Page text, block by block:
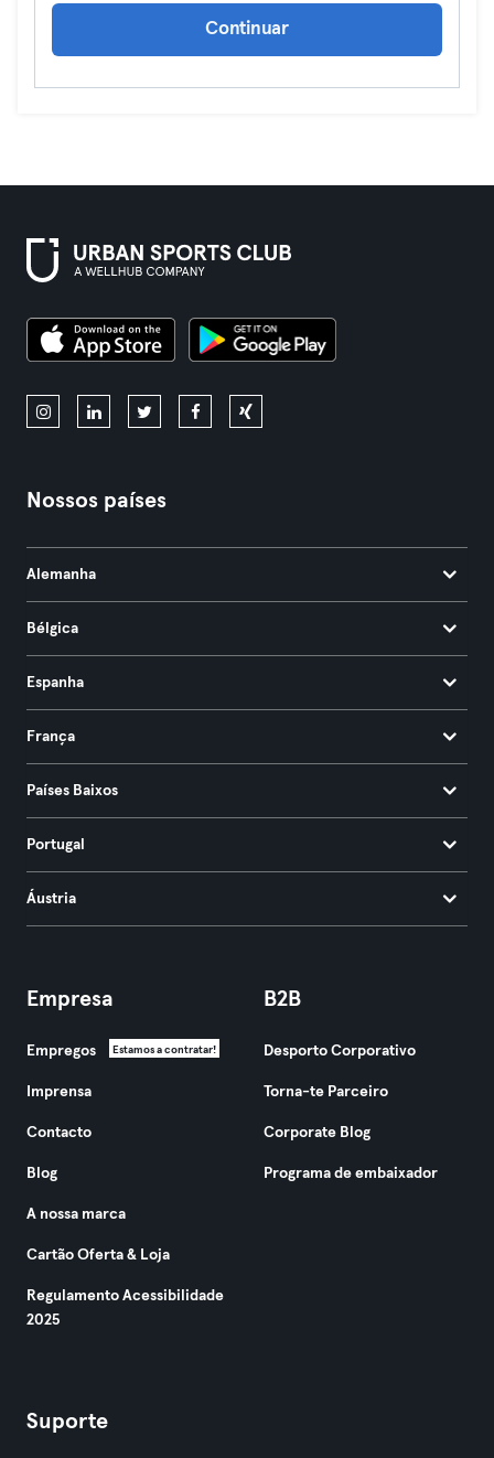
Continuar
Nossos países
Alemanha
Bélgica
Espanha
França
Países Baixos
Portugal
Áustria
Empresa
Empregos Estamos a contratar!
Imprensa
Contacto
Blog
A nossa marca
Cartão Oferta & Loja
Regulamento Acessibilidade
2025
B2B
Desporto Corporativo
Torna-te Parceiro
Corporate Blog
Programa de embaixador
Suporte